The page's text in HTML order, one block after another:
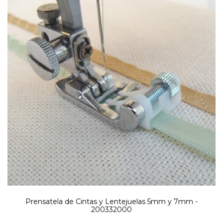
Prensatela de Cintas y Lentejuelas 5mm y 7mm -
200332000